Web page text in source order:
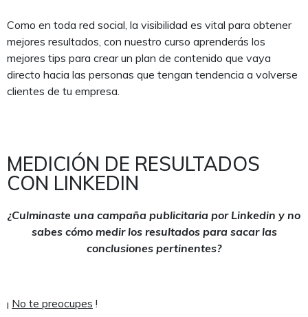
Como en toda red social, la visibilidad es vital para obtener
mejores resultados, con nuestro curso aprenderás los
mejores tips para crear un plan de contenido que vaya
directo hacia las personas que tengan tendencia a volverse
clientes de tu empresa.
MEDICIÓN DE RESULTADOS
CON LINKEDIN
¿Culminaste una campaña publicitaria por Linkedin y no
sabes cómo medir los resultados para sacar las
conclusiones pertinentes?
¡ No te preocupes !